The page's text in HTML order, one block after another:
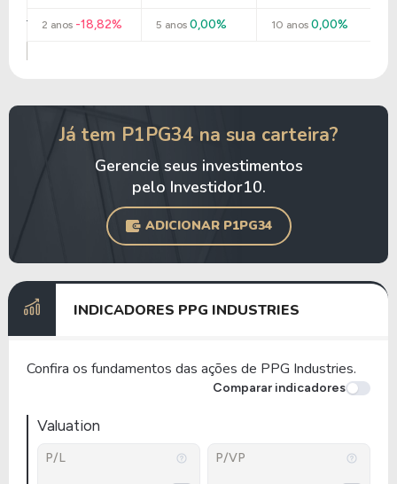
2 anos -18,82% 5 anos 0,00% 10 anos0,00%
Já tem P1PG34 na sua carteira?
Gerencie seus investimentos
pelo Investidor10.
ADICIONAR P1PG34
INDICADORES PPG INDUSTRIES
Confira os fundamentos das ações de PPG Industries.
Comparar indicadores
Valuation
P/L P/VP